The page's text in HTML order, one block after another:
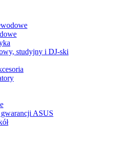
studyjny i DJ-ski
gwarancji ASUS